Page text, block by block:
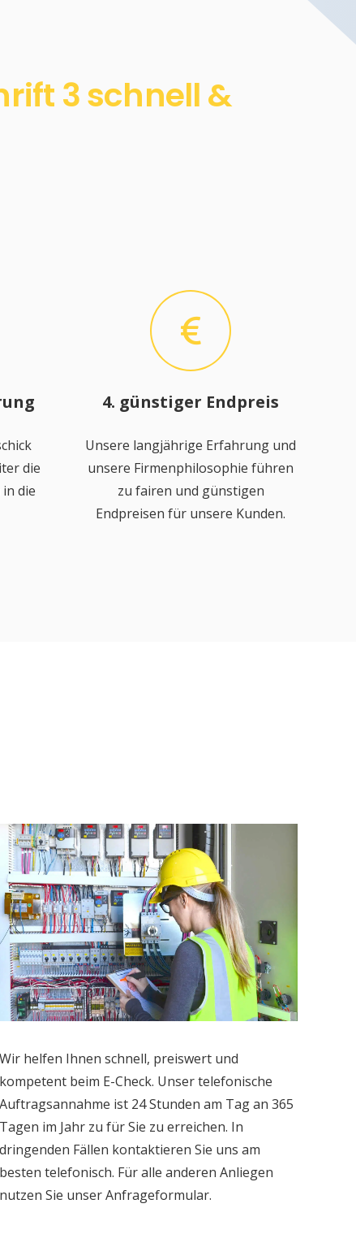
3 schnell &
die
die
4. günstiger Endpreis
Unsere langjährige Erfahrung und
unsere Firmenphilosophie führen
zu fairen und günstigen
Endpreisen für unsere Kunden.
Wir helfen Ihnen schnell, preiswert und
kompetent beim E-Check. Unser telefonische
Auftragsannahme ist 24 Stunden am Tag an 365
Tagen im Jahr zu für Sie zu erreichen. In
dringenden Fällen kontaktieren Sie uns am
besten telefonisch. Für alle anderen Anliegen
nutzen Sie unser Anfrageformular.